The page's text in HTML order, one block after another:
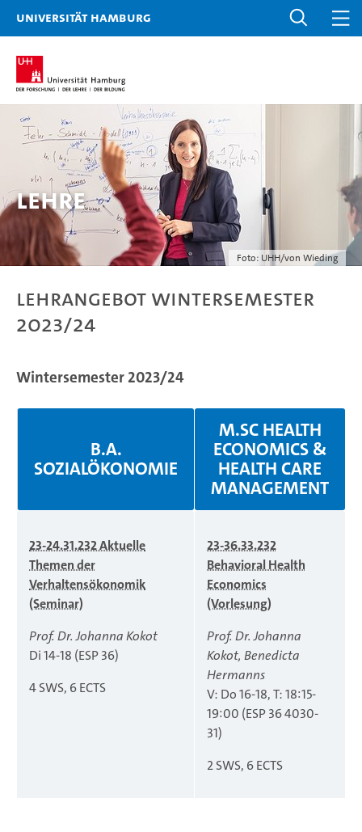
Universität Hamburg
Foto: UHH/von Wieding
Lehre
Lehrangebot Wintersemester
2023/24
Wintersemester 2023/24
B.A.
SOZIALÖKONOMIE
M.SC HEALTH
ECONOMICS &
HEALTH CARE
MANAGEMENT
23-24.31.232 Aktuelle
Themen der
Verhaltensökonomik
(Seminar)
Prof. Dr. Johanna Kokot
Di 14-18 (ESP 36)
4 SWS, 6 ECTS
23-36.33.232
Behavioral Health
Economics
(Vorlesung)
Prof. Dr. Johanna
Kokot, Benedicta
Hermanns
V: Do 16-18, T: 18:15-
19:00 (ESP 36 4030-
31)
2 SWS, 6 ECTS